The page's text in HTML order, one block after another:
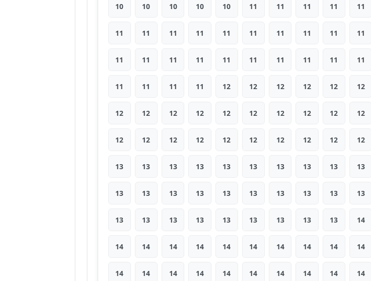
10 10 10 10 10 11 11 11 11 11
11 11 11 11 11 11 11 11 11 11
11 11 11 11 11 11 11 11 11 11
11 11 11 11 12 12 12 12 12 12
12 12 12 12 12 12 12 12 12 12
12 12 12 12 12 12 12 12 12 12
13 13 13 13 13 13 13 13 13 13
13 13 13 13 13 13 13 13 13 13
13 13 13 13 13 13 13 13 13 14
14 14 14 14 14 14 14 14 14 14
14 14 14 14 14 14 14 14 14 14